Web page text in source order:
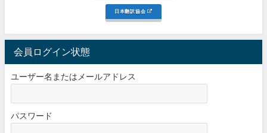
日本翻訳協会
会員ログイン状態
ユーザー名またはメールアドレス
パスワード